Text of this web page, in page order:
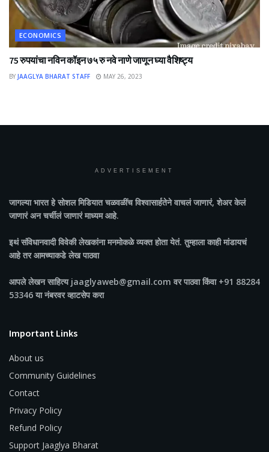
ECONOMICS
75 रुपयांचा नविन कॉइन ७५ रु नवे नाणे जाणून घ्या वैशिष्ट्य
BY JAAGLYA BHARAT STAFF MAY 26, 2023
ADVERTISEMENT
जागल्या भारतहे सोशल मिडियात चळवळींच विश्वासार्हतेने वाचलं जाणारं, शेअर केलं
जाणारं अन चर्चीलं जाणारं माध्यम आहे.
इथं संविधानवादी विवेकी लेखकांना मनमोकळे व्यक्त होता येतं. तुम्हाला काही मांडायचं
आहे तर आमच्याकडे लेख पाठवा
आपले लेखन साहित्य jaaglyaweb@gmail.com वर पाठवा किंवा +91 88284
53346 या नंबरवर व्हाटसेप करा
Important Links
About us
Community Guidelines
Contact
Privacy Policy
Refund Policy
Support Jaaglya Bharat